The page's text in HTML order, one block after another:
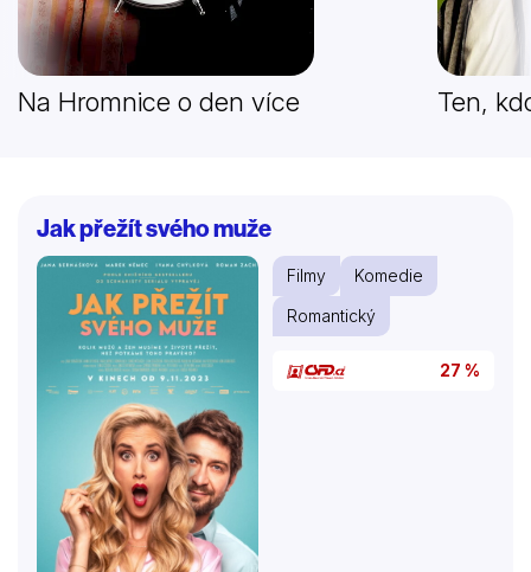
Na Hromnice o den více Ten,
Jak přežít svého muže
Filmy
Komedie
Romantický
27 %